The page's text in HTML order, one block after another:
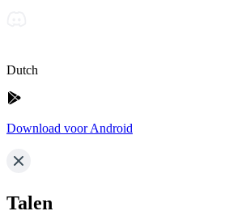
Dutch
Download voor Android
Talen